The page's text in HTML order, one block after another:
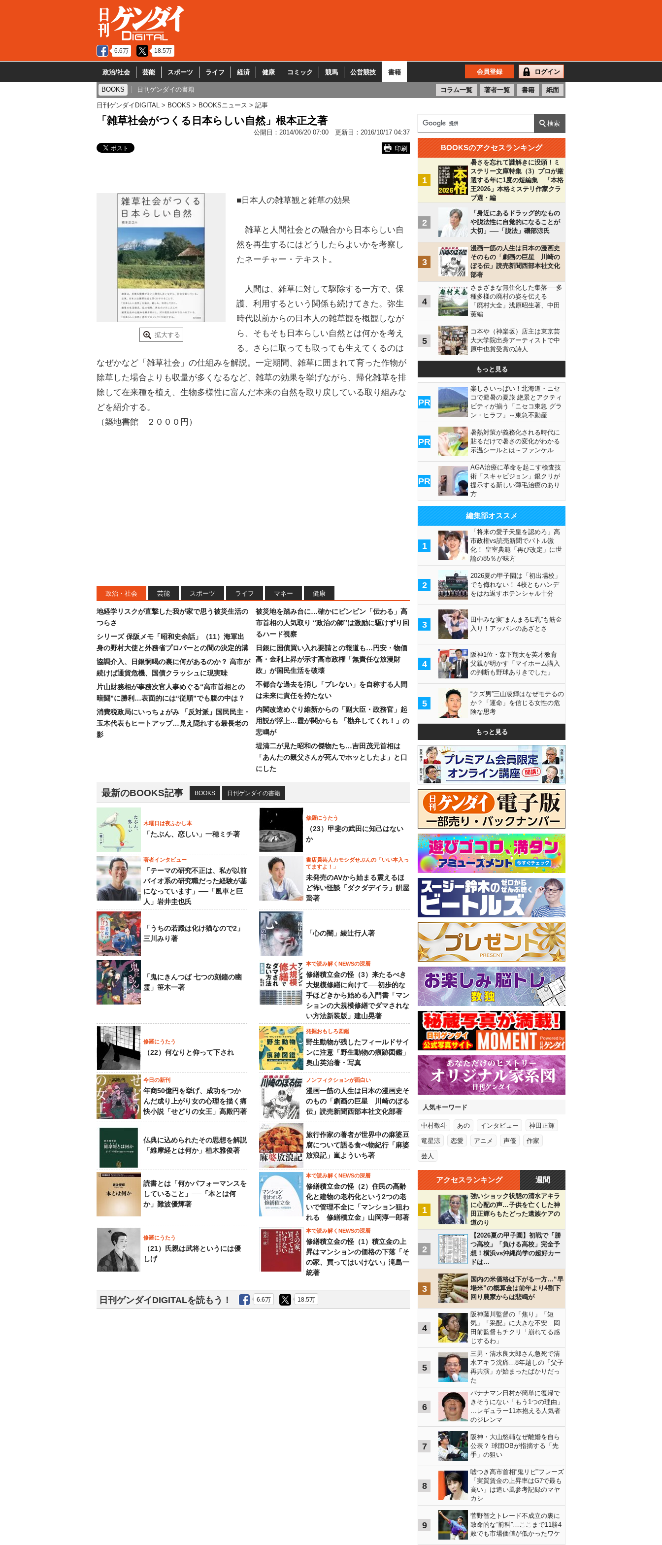
6.6万 18.5万
政治/社会 芸能 スポーツ ライフ 経済 健康 コミック 競馬 公営競技 書籍 会員登録 ログイン
BOOKS 日刊ゲンダイの書籍 コラム一覧 著者一覧 書籍 紙面
日刊ゲンダイDIGITAL BOOKS BOOKSニュース 記事
「雑草社会がつくる日本らしい自然」根本正之著
公開日： 2014/06/20 07:00 更新日： 2016/10/17 04:37
印刷
拡大する
■日本人の雑草観と雑草の効果
雑草と人間社会との融合から日本らしい自
然を再生するにはどうしたらよいかを考察し
たネーチャー・テキスト。
人間は、雑草に対して駆除する一方で、保
護、利用するという関係も続けてきた。弥生
時代以前からの日本人の雑草観を概観しなが
ら、そもそも日本らしい自然とは何かを考え
る。さらに取っても取っても生えてくるのは
なぜかなど「雑草社会」の仕組みを解説。一定期間、雑草に囲まれて育った作物が
除草した場合よりも収量が多くなるなど、雑草の効果を挙げながら、帰化雑草を排
除して在来種を植え、生物多様性に富んだ本来の自然を取り戻している取り組みな
どを紹介する。
（築地書館 ２０００円）
政治・社会 芸能 スポーツ ライフ マネー 健康
地経学リスクが直撃した我が家で思う被災生活の
つらさ
シリーズ 保阪メモ「昭和史余話」（11）海軍出
身の野村大使と外務省プロパーとの間の決定的溝
協調介入、日銀恫喝の裏に何があるのか？ 高市が
続けば通貨危機、国債クラッシュに現実味
片山財務相が事務次官人事めぐる“高市首相との
暗闘”に勝利…表面的には“従順”でも腹の中は？
消費税政局にいっちょがみ 「反対派」国民民主・
玉木代表もヒートアップ…見え隠れする最長老の
影
被災地を踏み台に…確かにビンビン「伝わる」高
市首相の人気取り “政治の師”は激励に駆けずり回
るハード視察
日銀に国債買い入れ要請との報道も…円安・物価
高・金利上昇が示す高市政権「無責任な放漫財
政」が国民生活を破壊
不都合な過去を消し「ブレない」を自称する人間
は未来に責任を持たない
内閣改造めぐり維新からの「副大臣・政務官」起
用説が浮上…霞が関からも 「勘弁してくれ！」の
悲鳴が
堤清二が見た昭和の傑物たち…吉田茂元首相は
「あんたの親父さんが死んでホッとしたよ」と口
にした
最新のBOOKS記事 BOOKS 日刊ゲンダイの書籍
木曜日は夜ふかし本
「たぶん、恋しい」一穂ミチ著
修羅にうたう
（23）甲斐の武田に知己はない
か
著者インタビュー
「テーマの研究不正は、私が以前
バイオ系の研究職だった経験が基
になっています」──「風車と巨
人」岩井圭也氏
書店員芸人カモシダせぶんの「いい本入っ
てますよ！」
未発売のAVから始まる震えるほ
ど怖い怪談「ダクダデイラ」餠屋
䖸著
「うちの若殿は化け猫なので2」
三川みり著
「心の闇」綾辻行人著
「鬼にきんつば 七つの刻鐘の幽
霊」笹木一著
本で読み解くNEWSの深層
修繕積立金の怪（3）来たるべき
大規模修繕に向けて──初歩的な
手ほどきから始める入門書「マン
ションの大規模修繕でダマされな
い方法新装版」建山晃著
修羅にうたう
（22）何なりと仰って下され
発掘おもしろ図鑑
野生動物が残したフィールドサイ
ンに注意「野生動物の痕跡図鑑」
奥山英治著・写真
今日の新刊
年商50億円を挙げ、成功をつか
んだ成り上がり女の心理を描く痛
快小説「せどりの女王」高殿円著
ノンフィクションが面白い
漫画一筋の人生は日本の漫画史そ
のもの「劇画の巨星 川崎のぼる
伝」読売新聞西部本社文化部著
仏典に込められたその思想を解説
「維摩経とは何か」植木雅俊著
旅行作家の著者が世界中の麻婆豆
腐について語る食べ物紀行「麻婆
放浪記」嵐よういち著
読書とは「何かパフォーマンスを
していること」──「本とは何
か」難波優輝著
本で読み解くNEWSの深層
修繕積立金の怪（2）住民の高齢
化と建物の老朽化という2つの老
いで管理不全に「マンション狙わ
れる 修繕積立金」山岡淳一郎著
修羅にうたう
（21）氏親は武将というには優
しげ
本で読み解くNEWSの深層
修繕積立金の怪（1）積立金の上
昇はマンションの価格の下落「そ
の家、買ってはいけない」滝島一
統著
日刊ゲンダイDIGITALを読もう！ 6.6万 18.5万
BOOKSのアクセスランキング
1
暑さを忘れて謎解きに没頭！ミ
ステリー文庫特集（3）プロが厳
選する年に1度の短編集 「本格
王2026」本格ミステリ作家クラ
ブ選・編
2
「身近にあるドラッグ的なもの
や脱法性に自覚的になることが
大切」──「脱法」磯部涼氏
3
漫画一筋の人生は日本の漫画史
そのもの「劇画の巨星 川崎の
ぼる伝」読売新聞西部本社文化
部著
4
さまざまな無住化した集落──多
種多様の廃村の姿を伝える
「廃村大全」浅原昭生著、中田
薫編
5
コ本や（神楽坂）店主は東京芸
大大学院出身アーティストで中
原中也賞受賞の詩人
もっと見る
PR
楽しさいっぱい！北海道・ニセ
コで避暑の夏旅 絶景とアクティ
ビティが揃う「ニセコ東急 グラ
ン・ヒラフ」～東急不動産
PR
暑熱対策が義務化される時代に
貼るだけで暑さの変化がわかる
示温シールとは～ファンケル
PR
AGA治療に革命を起こす検査技
術「スキャビジョン」銀クリが
提示する新しい薄毛治療のあり
方
編集部オススメ
1
「将来の愛子天皇を認めろ」高
市政権vs読売新聞でバトル激
化！ 皇室典範「再び改定」に世
論の85％が味方
2
2026夏の甲子園は「初出場校」
でも侮れない！ 4校ともハンデ
をはね返すポテンシャル十分
3
田中みな実“まんまるE乳”も筋金
入り！アッパレのあざとさ
4
阪神1位・森下翔太を英才教育
父親が明かす「マイホーム購入
の判断も野球ありきでした」
5
“クズ男”三山凌輝はなぜモテるの
か？「運命」を信じる女性の危
険な思考
もっと見る
人気キーワード
中村敬斗 あの インタビュー 神田正輝
竜星涼 恋愛 アニメ 声優 作家
芸人
アクセスランキング 週間
1
強いショック状態の清水アキラ
に心配の声…子供を亡くした神
田正輝らもたどった遺族ケアの
道のり
2
【2026夏の甲子園】初戦で「勝
つ高校」「負ける高校」完全予
想！横浜vs沖縄尚学の超好カー
ドは…
3
国内の米価格は下がる一方…“早
場米”の概算金は前年より4割下
回り農家からは悲鳴が
4
阪神藤川監督の「焦り」「短
気」「采配」に大きな不安…岡
田前監督もチクリ「崩れてる感
じするわ」
5
三男・清水良太郎さん急死で清
水アキラ沈痛…8年越しの「父子
再共演」が始まったばかりだっ
た
6
バナナマン日村が簡単に復帰で
きそうにない「もう1つの理由」
…レギュラー11本抱える人気者
のジレンマ
7
阪神・大山悠輔なぜ離婚を自ら
公表？ 球団OBが指摘する「先
手」の狙い
8
嘘つき高市首相“鬼リピ”フレーズ
「実質賃金の上昇率はG7で最も
高い」は追い風参考記録のマヤ
カシ
9
菅野智之トレード不成立の裏に
致命的な“前科”…ここまで11勝4
敗でも市場価値が低かったワケ